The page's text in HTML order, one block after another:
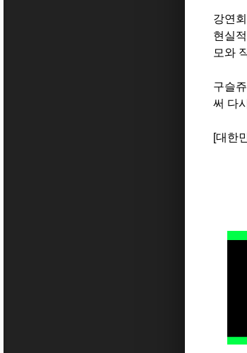
강연
현실
모와
구슬
써 다
[대한